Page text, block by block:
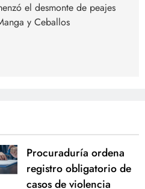
el desmonte de peajes
y Ceballos
Procuraduría ordena
registro obligatorio de
casos de violencia